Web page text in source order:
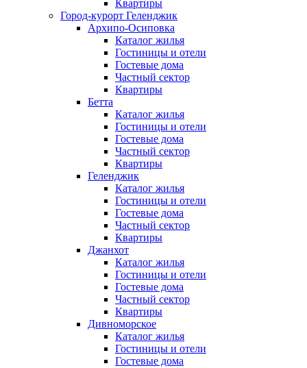
Квартиры
Город-курорт Геленджик
Архипо-Осиповка
Каталог жилья
Гостиницы и отели
Гостевые дома
Частный сектор
Квартиры
Бетта
Каталог жилья
Гостиницы и отели
Гостевые дома
Частный сектор
Квартиры
Геленджик
Каталог жилья
Гостиницы и отели
Гостевые дома
Частный сектор
Квартиры
Джанхот
Каталог жилья
Гостиницы и отели
Гостевые дома
Частный сектор
Квартиры
Дивноморское
Каталог жилья
Гостиницы и отели
Гостевые дома